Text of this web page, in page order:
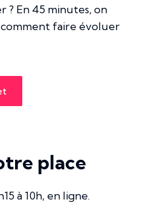
? En 45 minutes, on
faire évoluer
place
à 10h, en ligne.